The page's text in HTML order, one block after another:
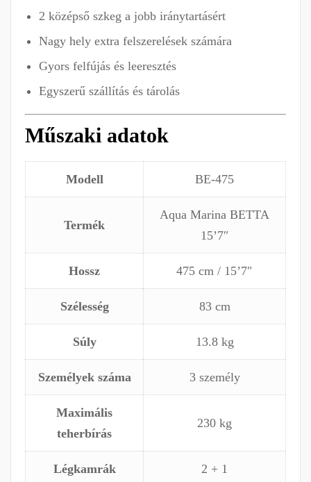
2 középső szkeg a jobb iránytartásért
Nagy hely extra felszerelések számára
Gyors felfújás és leeresztés
Egyszerű szállítás és tárolás
Műszaki adatok
Modell BE-475
Termék
Aqua Marina BETTA
15’7″
Hossz 475 cm / 15’7″
Szélesség 83 cm
Súly 13.8 kg
Személyek száma 3 személy
Maximális
teherbírás
230 kg
Légkamrák 2 + 1